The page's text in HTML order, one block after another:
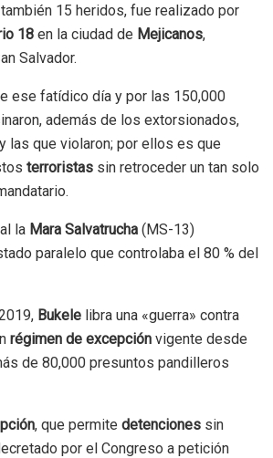
15 heridos, fue realizado por
18 en la ciudad de Mejicanos,
Salvador.
ese fatídico día y por las 150,000
además de los extorsionados,
las que violaron; por ellos es que
terroristas sin retroceder un tan solo
la Mara Salvatrucha (MS-13)
paralelo que controlaba el 80 % del
Bukele libra una «guerra» contra
régimen de excepción vigente desde
de 80,000 presuntos pandilleros
, que permite detenciones sin
por el Congreso a petición